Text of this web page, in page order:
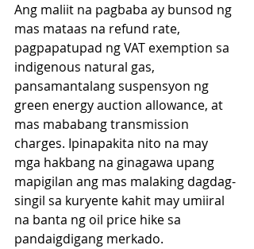
Ang maliit na pagbaba ay bunsod ng
mas mataas na refund rate,
pagpapatupad ng VAT exemption sa
indigenous natural gas,
pansamantalang suspensyon ng
green energy auction allowance, at
mas mababang transmission
charges. Ipinapakita nito na may
mga hakbang na ginagawa upang
mapigilan ang mas malaking dagdag-
singil sa kuryente kahit may umiiral
na banta ng oil price hike sa
pandaigdigang merkado.